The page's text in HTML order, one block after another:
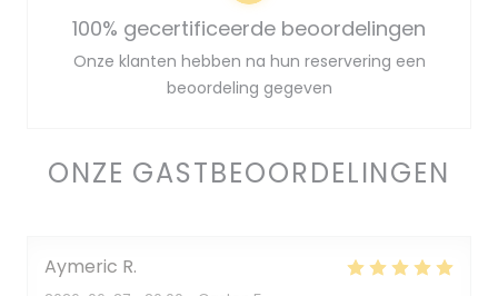
ONZE GASTBEOORDELINGEN
Aymeric R
100% gecertificeerde beoordelingen
Onze klanten hebben na hun reservering een
beoordeling gegeven